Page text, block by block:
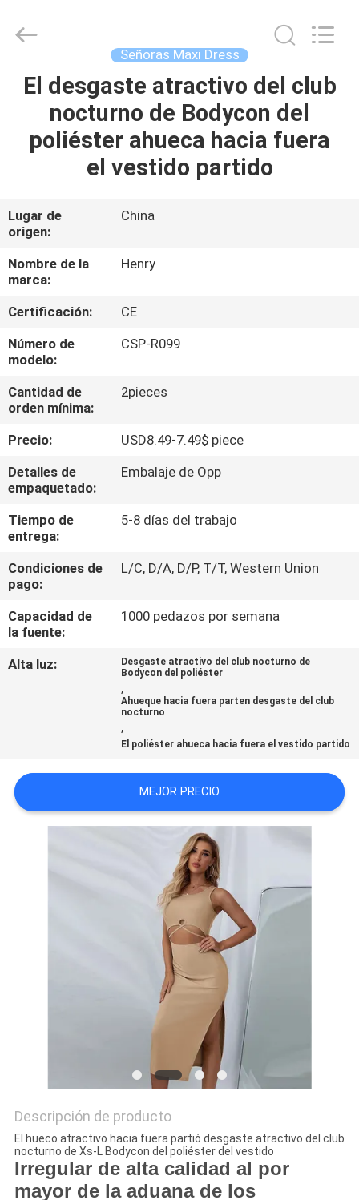
HOGAR
PRODUCTOS
NOSOTROS
VIAJE
DE
LA
FÁBRICA
CONTROL
CALIDAD
ÉNTRENOS
EN
CONTACTO
CON
NOTICIAS
MAPA
DEL
Textile
Trading
Reserved.
Señoras Maxi Dress
El desgaste atractivo del club
nocturno de Bodycon del
poliéster ahueca hacia fuera
el vestido partido
Lugar de
origen:
China
Nombre de la
marca:
Henry
Certificación:
CE
Número de
modelo:
CSP-R099
Cantidad de
orden mínima:
2pieces
Precio:
USD8.49-7.49$ piece
Detalles de
empaquetado:
Embalaje de Opp
Tiempo de
entrega:
5-8 días del trabajo
Condiciones de
pago:
L/C, D/A, D/P, T/T, Western Union
Capacidad de
la fuente:
1000 pedazos por semana
Alta luz:
Desgaste atractivo del club nocturno de
Bodycon del poliéster
,
Ahueque hacia fuera parten desgaste del club
nocturno
,
El poliéster ahueca hacia fuera el vestido partido
MEJOR PRECIO
Descripción de producto
El hueco atractivo hacia fuera partió desgaste atractivo del club
nocturno de Xs-L Bodycon del poliéster del vestido
Irregular de alta calidad al por
mayor de la aduana de los